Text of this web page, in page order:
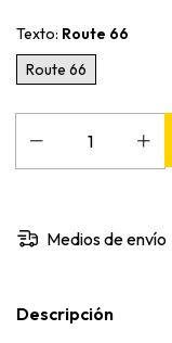
Texto: Route 66
Route 66
Medios de envío
Descripción